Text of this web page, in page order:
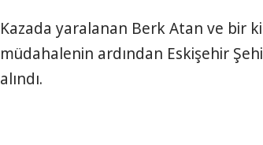
Kazada yaralanan Berk Atan ve bir
müdahalenin ardından Eskişehir
alındı.